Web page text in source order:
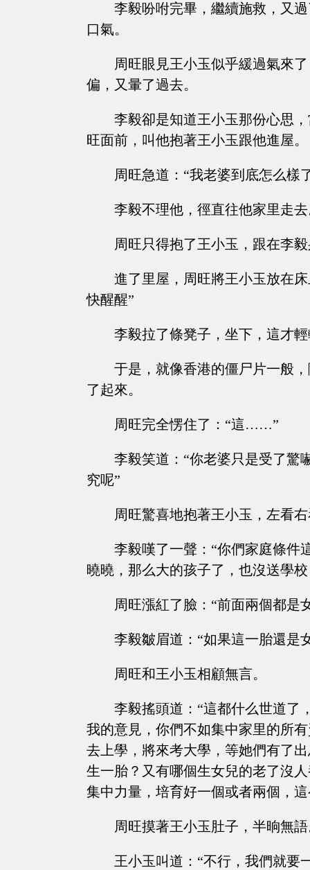
李毅吩咐完畢，繼續施救，又
口氣。
周旺眼見王小玉似乎緩過氣來
偏，又暈了過去。
李毅卻是知道王小玉那份心思
旺面前，叫他抱著王小玉跟他進屋。
周旺急道：“我老婆到底怎么樣
李毅不理他，徑直往他家里走
周旺只得抱了王小玉，跟在李
進了里屋，周旺將王小玉放在
快醒醒”
李毅拉了條凳子，坐下，這才
于是，就像香港的僵尸片一般
了起來。
周旺完全愣住了：“這……”
李毅笑道：“你老婆只是受了驚
究呢”
周旺驚喜地抱著王小玉，左看
李毅嘆了一聲：“你們家庭條件
曉曉，那么大的孩子了，也沒送學
周旺漲紅了臉：“前面兩個都是
李毅皺眉道：“如果這一胎還是
周旺和王小玉相顧無言。
李毅搖頭道：“這都什么世道了
我的意見，你們不如集中家里的所
去上學，將來考大學，等她們有了
生一胎？又有哪個生女兒的老了沒
集中力量，培育好一個或者兩個，
周旺摸著王小玉肚子，半晌無
王小玉叫道：“不行，我們就要